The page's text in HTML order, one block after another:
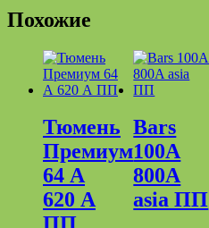
Похожие
Тюмень
Премиум
64 А
620 А
Bars
100A
800A
asia ПП